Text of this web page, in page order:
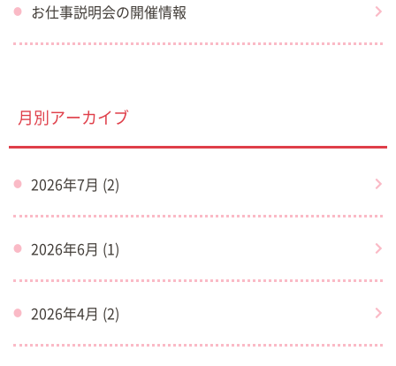
お仕事説明会の開催情報
月別アーカイブ
2026年7月 (2)
2026年6月 (1)
2026年4月 (2)